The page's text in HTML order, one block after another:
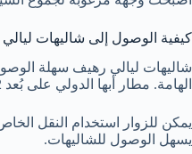
كيفية الوصول إلى شاليهات
شاليهات ليالي رهيف سهلة
الهامة. مطار أبها الدولي على بُعد 9.2 كم منها
يمكن للزوار استخدام النقل
يسهل الوصول للشاليهات.